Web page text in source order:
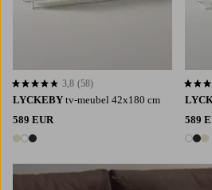
LYCKEBY tv-meubel 42x180 cm
589 EUR
3 kleuren
3,8 op basis van 58 beoordelingen
3,8 (58)
589
3
3,8